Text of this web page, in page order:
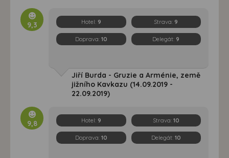
9,3 Hotel: 9 Strava: 9
Doprava: 10 Delegát: 9
Jiří Burda - Gruzie a Arménie, země
jižního Kavkazu (14.09.2019 -
22.09.2019)
9,8 Hotel: 9 Strava: 10
Doprava: 10 Delegát: 10